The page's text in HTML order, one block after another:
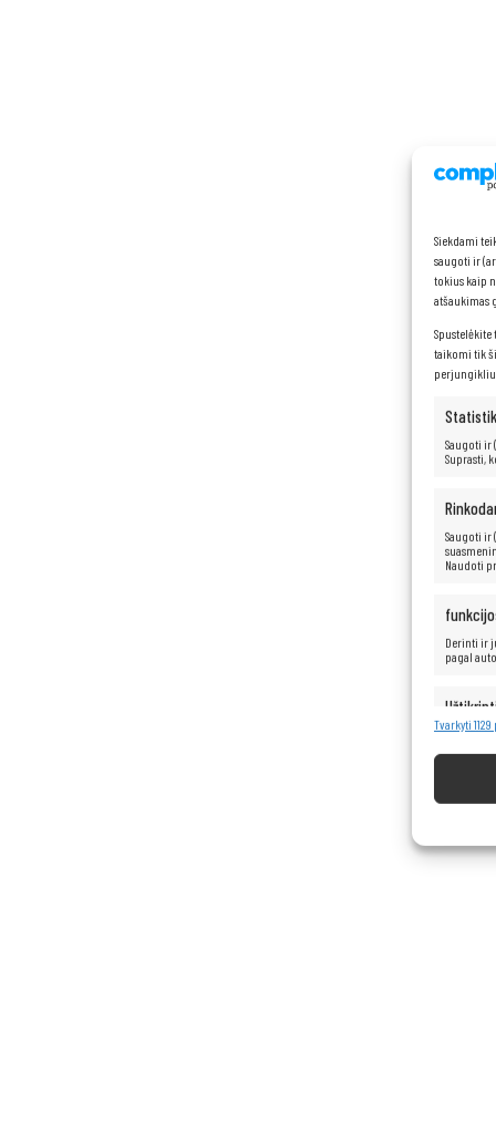
Siekdami
saugoti ir
tokius kaip
atšaukimas
taikomi tik
Saugoti ir
Suprasti,
Saugoti ir
Naudoti
Derinti ir
pagal
turinio
Tvarkyti